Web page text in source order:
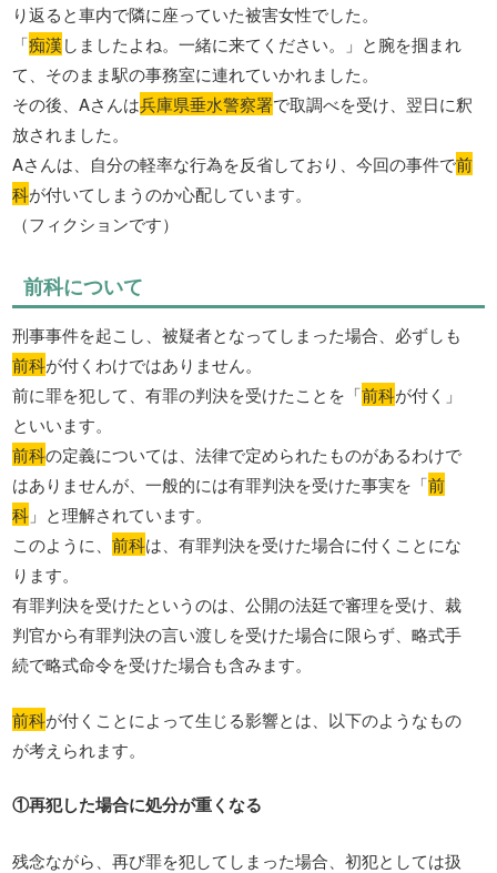
り返ると車内で隣に座っていた被害女性でした。
「痴漢しましたよね。一緒に来てください。」と腕を掴まれ
て、そのまま駅の事務室に連れていかれました。
その後、Aさんは兵庫県垂水警察署で取調べを受け、翌日に釈
放されました。
Aさんは、自分の軽率な行為を反省しており、今回の事件で前
科が付いてしまうのか心配しています。
（フィクションです）
前科について
刑事事件を起こし、被疑者となってしまった場合、必ずしも
前科が付くわけではありません。
前に罪を犯して、有罪の判決を受けたことを「前科が付く」
といいます。
前科の定義については、法律で定められたものがあるわけで
はありませんが、一般的には有罪判決を受けた事実を「前
科 」と理解されています。
このように、前科は、有罪判決を受けた場合に付くことにな
ります。
有罪判決を受けたというのは、公開の法廷で審理を受け、裁
判官から有罪判決の言い渡しを受けた場合に限らず、略式手
続で略式命令を受けた場合も含みます。
前科が付くことによって生じる影響とは、以下のようなもの
が考えられます。
①再犯した場合に処分が重くなる
残念ながら、再び罪を犯してしまった場合、初犯としては扱